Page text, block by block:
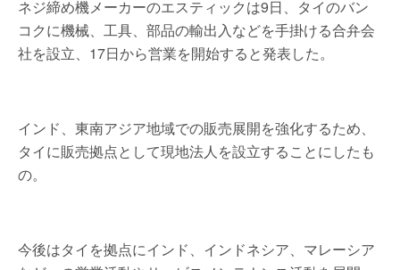
ネジ締め機メーカーのエスティックは9日、タイのバン
コクに機械、工具、部品の輸出入などを手掛ける合弁会
社を設立、17日から営業を開始すると発表した。
インド、東南アジア地域での販売展開を強化するため、
タイに販売拠点として現地法人を設立することにしたも
の。
今後はタイを拠点にインド、インドネシア、マレーシア